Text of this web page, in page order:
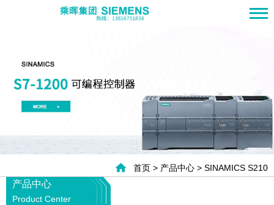
首页 > 产品中心 > SINAMICS S210
产品中心
Product Center